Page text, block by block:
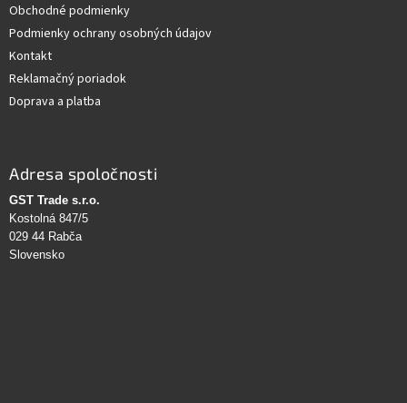
Obchodné podmienky
Podmienky ochrany osobných údajov
Kontakt
Reklamačný poriadok
Doprava a platba
Adresa spoločnosti
GST Trade s.r.o.
Kostolná 847/5
029 44 Rabča
Slovensko